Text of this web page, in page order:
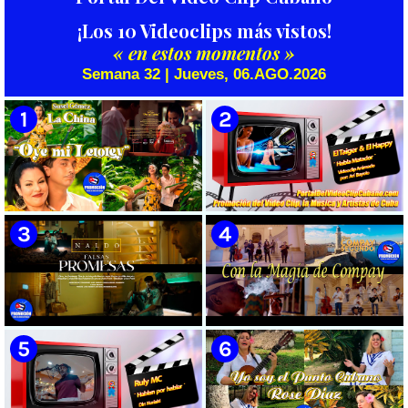
¡Los 10 Videoclips más vistos!
« en estos momentos »
Semana 32 | Jueves, 06.AGO.2026
🟡 Susel Gómez (La China) ||
¨Oye Mi Leloley¨ || Director:
Onelio Jesús Larralde González
|| Música popular bailable
cubana || Videoclip || CUBA
🟡 El Taiger & El Happy ||
¨Habla Matador¨ || Videoclip
Animado || Director: Arí Bayolo
|| Música Urbana Cubana ||
CUBA